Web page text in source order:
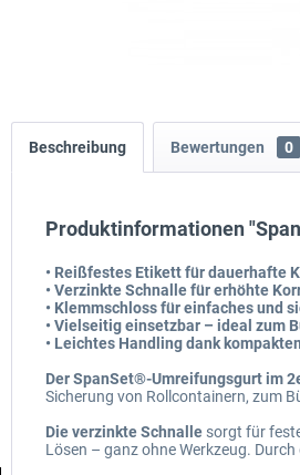
Beschreibung Bewertungen 0
Produktinformationen
• Reißfestes Etikett für dauerhafte
• Verzinkte Schnalle für erhöhte
• Klemmschloss für einfaches und
• Vielseitig einsetzbar – ideal zum
• Leichtes Handling dank
Der SpanSet®-Umreifungsgurt im
Sicherung von Rollcontainern, zum
Die verzinkte Schnalle sorgt für
Lösen – ganz ohne Werkzeug.